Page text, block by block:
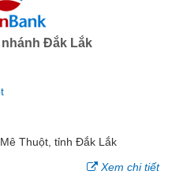
Đắk Lắk
Thuột, tỉnh Đắk Lắk
Xem chi tiết